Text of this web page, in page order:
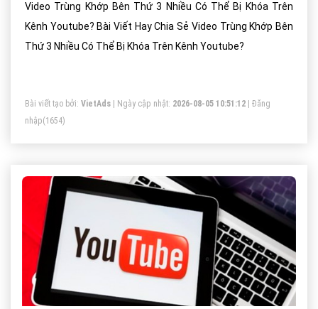
Video Trùng Khớp Bên Thứ 3 Nhiều Có Thể Bị Khóa Trên
Kênh Youtube? Bài Viết Hay Chia Sẻ Video Trùng Khớp Bên
Thứ 3 Nhiều Có Thể Bị Khóa Trên Kênh Youtube?
Bài viết tạo bởi: VietAds | Ngày cập nhật: 2026-08-05 10:51:12
Đăng
nhập(1654)